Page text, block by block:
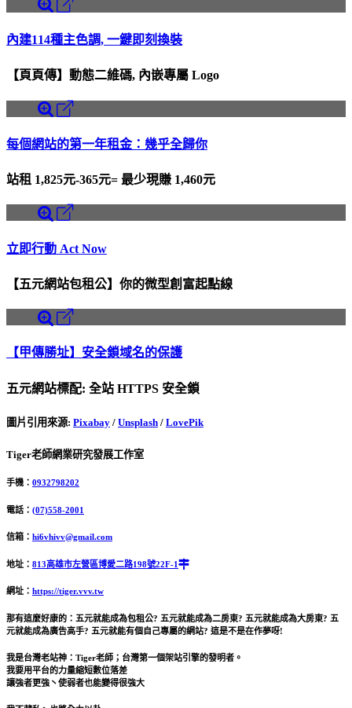
內建114種主色調, 一鍵即刻換裝
【頁頁傳】動態二維碼, 內嵌專屬 Logo
每個網站的第一年租金：幾乎全歸你
站租 1,825元-365元= 最少現賺 1,460元
立即行動 Act Now
【五元網站包租公】你的微型創富起點線
【甲傳勝址】安全鎖域名的保護
五元網站標配: 全站 HTTPS 安全鎖
圖片引用來源: Pixabay / Unsplash / LovePik
Tiger老師網業研究發展工作室
手機： 0932798202
電話： (07)558-2001
信箱： hi6vhivv@gmail.com
地址： 813高雄市左營區博愛二路198號22F-1
網址： https://tiger.vvv.tw
那有這麼好康的：五元就能成為包租公? 五元就能成為二房東? 五元就能成為大房東? 五
元就能成為廣告高手? 五元就能有個自己專屬的網站? 這是不是在作夢呀!
我是台灣老站神：Tiger老師；台灣第一個架站引擎的發明者。
我要用平台的力量縮短數位落差
讓強者更強丶使弱者也能變得很強大